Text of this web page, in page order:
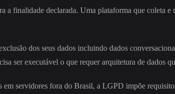
a finalidade declarada. Uma plataforma que coleta
dos seus dados incluindo dados
ser executável o que requer arquitetura de dados
em servidores fora do Brasil, a LGPD impõe